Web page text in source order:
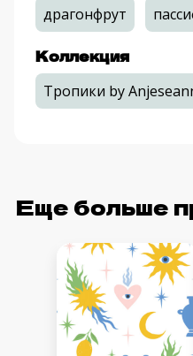
драгонфрут
Коллекция
Тропики by
Еще больше